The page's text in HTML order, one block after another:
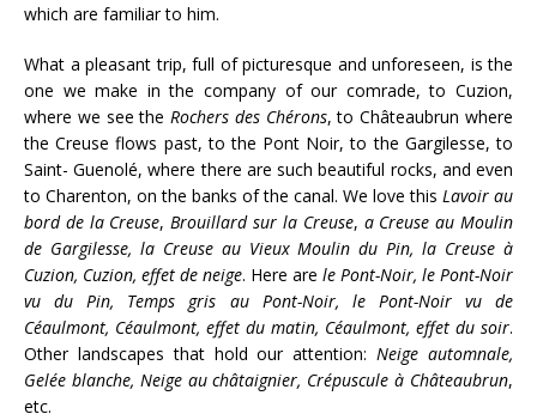
which are familiar to him.
What a pleasant trip, full of picturesque and unforeseen, is the
one we make in the company of our comrade, to Cuzion,
where we see theRochers des Chérons, to Châteaubrun where
the Creuse flows past, to the Pont Noir, to the Gargilesse, to
Saint- Guenolé, where there are such beautiful rocks, and even
to Charenton, on the banks of the canal. We love this Lavoir au
bord de la Creuse,Brouillard sur la Creuse, a Creuse au Moulin
de Gargilesse, la Creuse au Vieux Moulin du Pin, la Creuse à
Cuzion, Cuzion, effet de neige. Here are le Pont-Noir, le Pont-Noir
vu du Pin, Temps gris au Pont-Noir, le Pont-Noir vu de
Céaulmont, Céaulmont, effet du matin, Céaulmont, effet du soir.
Other landscapes that hold our attention:Neige automnale,
Gelée blanche, Neige au châtaignier, Crépuscule à Châteaubrun,
etc.